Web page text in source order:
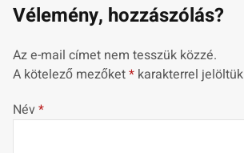
Vélemény, hozzászólás?
Az e-mail címet nem tesszük közzé.
A kötelező mezőket* karakterrel jelöltük
Név*